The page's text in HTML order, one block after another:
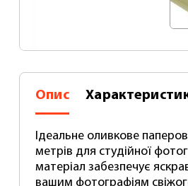
Опис
Ідеальне оливкове
метрів для студійної
матеріал забезпечує
вашим фотографіям